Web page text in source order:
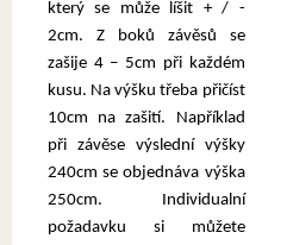
který se může líšit + / -
2cm. Z boků závěsů se
zašije 4 – 5cm při každém
kusu. Na výšku třeba přičíst
10cm na zašití. Například
při závěse výslední výšky
240cm se objednáva výška
250cm. Individualní
požadavku si můžete